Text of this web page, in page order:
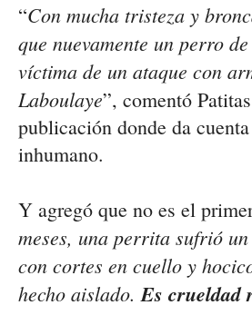
“Con mucha tristeza y
que nuevamente un perro
víctima de un ataque con
Laboulaye”, comentó
publicación donde da
inhumano.
Y agregó que no es el
meses, una perrita sufrió
con cortes en cuello y
hecho aislado.Es crueldad